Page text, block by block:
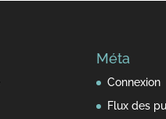
Méta
Connexion
Flux des